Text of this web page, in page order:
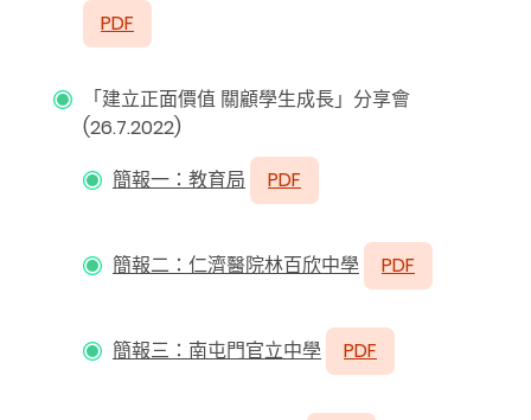
PDF
「建立正面價值 關顧學生成長」分享會
(26.7.2022)
簡報一：教育局 PDF
簡報二：仁濟醫院林百欣中學 PDF
簡報三：南屯門官立中學 PDF